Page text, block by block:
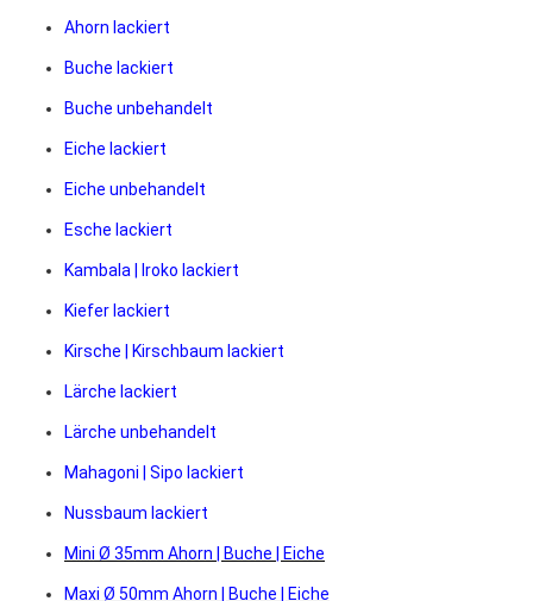
Ahorn lackiert
Buche lackiert
Buche unbehandelt
Eiche lackiert
Eiche unbehandelt
Esche lackiert
Kambala | Iroko lackiert
Kiefer lackiert
Kirsche | Kirschbaum lackiert
Lärche lackiert
Lärche unbehandelt
Mahagoni | Sipo lackiert
Nussbaum lackiert
Mini Ø 35mm Ahorn | Buche | Eiche
Maxi Ø 50mm Ahorn | Buche | Eiche